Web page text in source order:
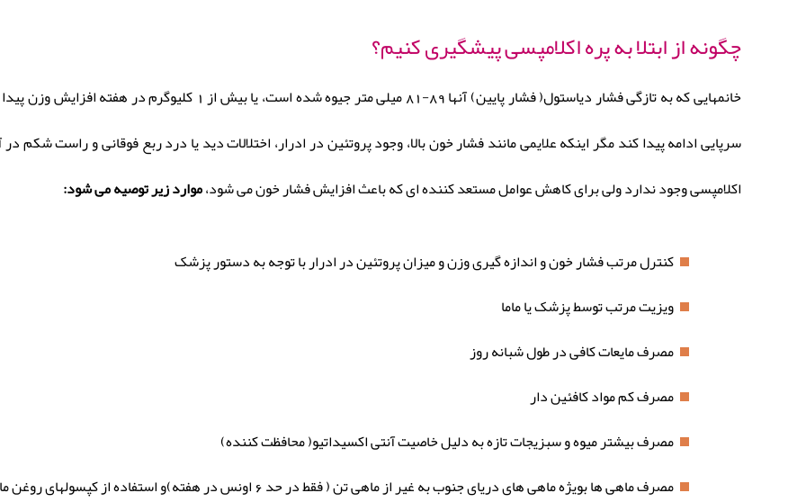
چگونه از ابتلا به پره اکلامپسی پیشگیری کنیم؟
سرپایی ادامه پیدا کند مگر اینکه علایمی مانند فشار خون بالا، وجود پروتئین در ادرار، اختلالات دید یا درد ربع فوقانی و راست شکم
اکلامپسی وجود ندارد ولی برای کاهش عوامل مستعد کننده ای که باعث افزایش فشار خون می شود،موارد زیر توصیه می شود:
کنترل مرتب فشار خون و اندازه گیری وزن و میزان پروتئین در ادرار با توجه به دستور پزشک
ویزیت مرتب توسط پزشک یا ماما
مصرف مایعات کافی در طول شبانه روز
مصرف کم مواد کافئین دار
مصرف بیشتر میوه و سبزیجات تازه به دلیل خاصیت آنتی اکسیداتیو( محافظت کننده)
مصرف ماهی ها بویژه ماهی های دریای جنوب به غیر از ماهی تن ( فقط در حد 6 اونس در هفته)و استفاده از کپسولهای روغن ماهی